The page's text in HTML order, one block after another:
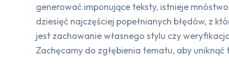
generować imponujące teksty, istnieje
dziesięć najczęściej popełnianych błędów, z
jest zachowanie własnego stylu czy
Zachęcamy do zgłębienia tematu, aby